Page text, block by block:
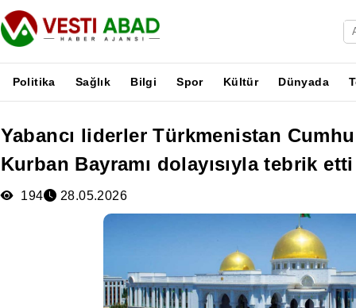
Politika Sağlık Bilgi Spor Kültür Dünyada
Yabancı liderler Türkmenistan
Kurban Bayramı dolayısıyla tebrik etti
194 28.05.2026